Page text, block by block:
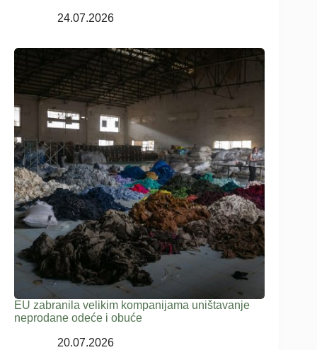
24.07.2026
EU zabranila velikim kompanijama uništavanje
neprodane odeće i obuće
20.07.2026